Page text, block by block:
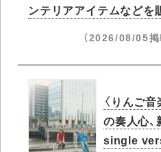
ンテリアアイテムなどを
（2026/08/05掲
〈りんご
の奏人心
single